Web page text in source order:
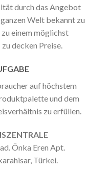
durch das Angebot
Welt bekannt zu
einem möglichst
decken Preise.
auf höchstem
und dem
zu erfüllen.
Önka Eren Apt.
Türkei.